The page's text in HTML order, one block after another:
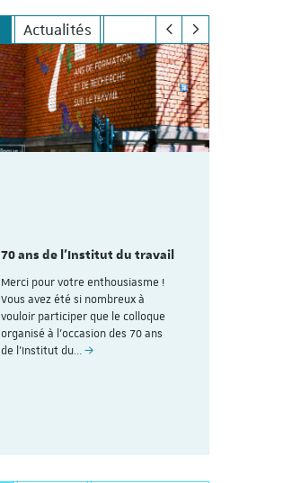
Actualités
70 ans de l'Institut du travail
Merci pour votre enthousiasme !
Vous avez été si nombreux à
vouloir participer que le colloque
organisé à l'occasion des 70 ans
de l’Institut du…